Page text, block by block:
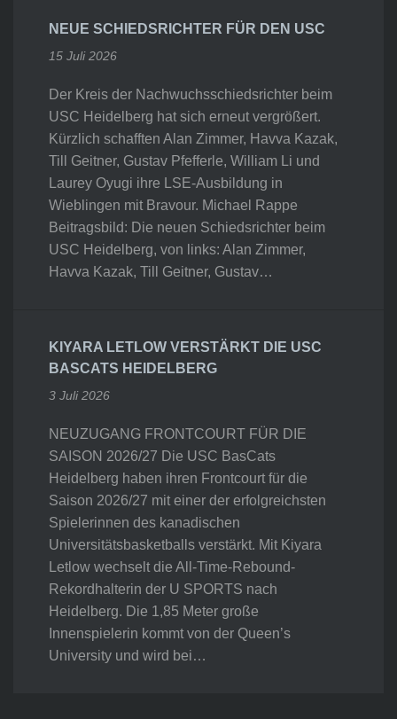
NEUE SCHIEDSRICHTER FÜR DEN USC
15 Juli 2026
Der Kreis der Nachwuchsschiedsrichter beim
USC Heidelberg hat sich erneut vergrößert.
Kürzlich schafften Alan Zimmer, Havva Kazak,
Till Geitner, Gustav Pfefferle, William Li und
Laurey Oyugi ihre LSE-Ausbildung in
Wieblingen mit Bravour. Michael Rappe
Beitragsbild: Die neuen Schiedsrichter beim
USC Heidelberg, von links: Alan Zimmer,
Havva Kazak, Till Geitner, Gustav…
KIYARA LETLOW VERSTÄRKT DIE USC
BASCATS HEIDELBERG
3 Juli 2026
NEUZUGANG FRONTCOURT FÜR DIE
SAISON 2026/27 Die USC BasCats
Heidelberg haben ihren Frontcourt für die
Saison 2026/27 mit einer der erfolgreichsten
Spielerinnen des kanadischen
Universitätsbasketballs verstärkt. Mit Kiyara
Letlow wechselt die All-Time-Rebound-
Rekordhalterin der U SPORTS nach
Heidelberg. Die 1,85 Meter große
Innenspielerin kommt von der Queen’s
University und wird bei…